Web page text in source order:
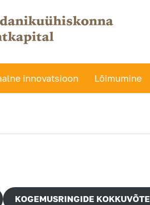
innovatsioon Lõimumine
KOGEMUSRINGIDE KOKKUVÕTE